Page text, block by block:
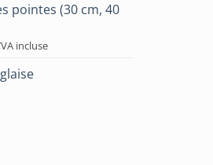
:
pointes (30 cm, 40
:
incluse